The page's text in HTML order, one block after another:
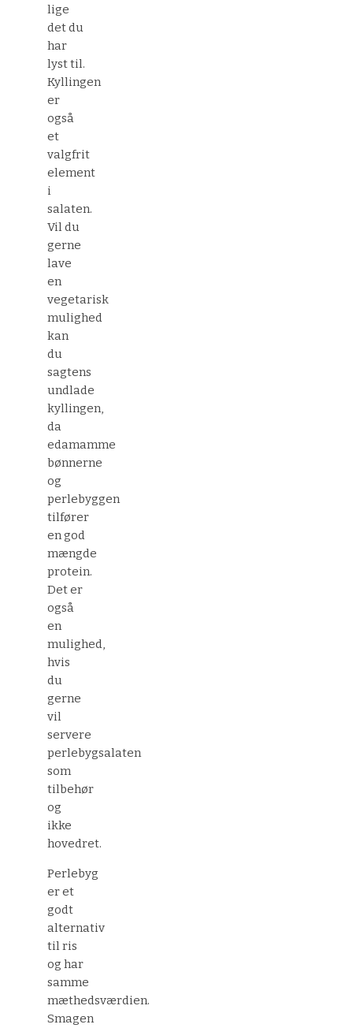
lige
det du
har
lyst til.
Kyllingen
er
også
et
valgfrit
element
i
salaten.
Vil du
gerne
lave
en
vegetarisk
mulighed
kan
du
sagtens
undlade
kyllingen,
da
edamamme
bønnerne
og
perlebyggen
tilfører
en god
mængde
protein.
Det er
også
en
mulighed,
hvis
du
gerne
vil
servere
perlebygsalaten
som
tilbehør
og
ikke
hovedret.
Perlebyg
er et
godt
alternativ
til ris
og har
samme
mæthedsværdien.
Smagen